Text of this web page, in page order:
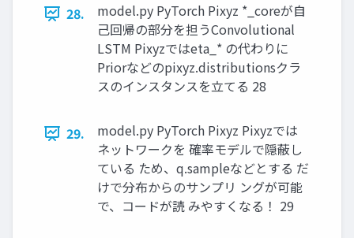
28.
model.py PyTorch Pixyz *_coreが自
己回帰の部分を担うConvolutional
LSTM Pixyzではeta_* の代わりに
Priorなどのpixyz.distributionsクラ
スのインスタンスを立てる 28
29.
model.py PyTorch Pixyz Pixyzでは
ネットワークを 確率モデルで隠蔽し
ている ため、q.sampleなどとする だ
けで分布からのサンプリ ングが可能
で、コードが読 みやすくなる！ 29